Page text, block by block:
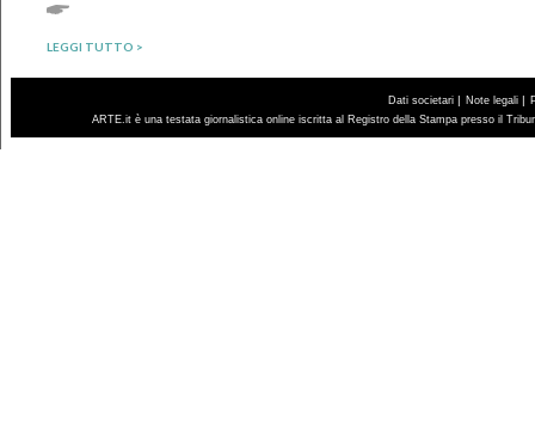
LEGGI TUTTO >
Dati societari | Note legali |
ARTE.it è una testata giornalistica online iscritta al Registro della Stampa presso il